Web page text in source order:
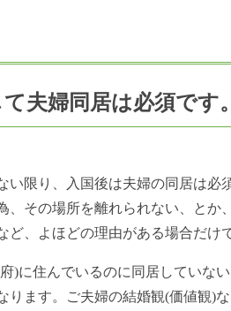
夫婦同居は必須です
い限り、入国後は夫婦の同居は
、その場所を離れられない、と
ど、よほどの理由がある場合だけ
)に住んでいるのに同居していな
ります。ご夫婦の結婚観(価値観)